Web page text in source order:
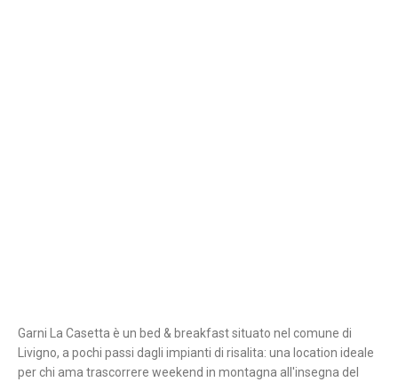
Garni La Casetta è un bed & breakfast situato nel comune di
Livigno, a pochi passi dagli impianti di risalita: una location ideale
per chi ama trascorrere weekend in montagna all'insegna del